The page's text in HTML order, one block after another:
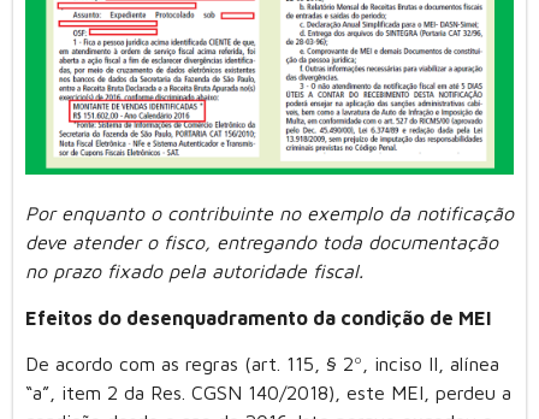
Por enquanto o contribuinte no exemplo da notificação
deve atender o fisco, entregando toda documentação
no prazo fixado pela autoridade fiscal.
Efeitos do desenquadramento da condição de MEI
De acordo com as regras (art. 115, § 2º, inciso II, alínea
“a”, item 2 da Res. CGSN 140/2018), este MEI, perdeu a